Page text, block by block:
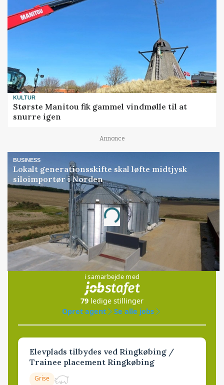
KULTUR
Største Manitou fik gammel vindmølle til at
snurre igen
Annonce
BUSINESS
Lokalt generationsskifte skal løfte midtjysk
siloimportør i Norden
Annonce
Loading...
Jobs
i samarbejde med
79 ledige stillinger
Opret agent
Se alle jobs
Elevplads tilbydes ved Ringkøbing /
Trainee placement Ringkøbing
Grise